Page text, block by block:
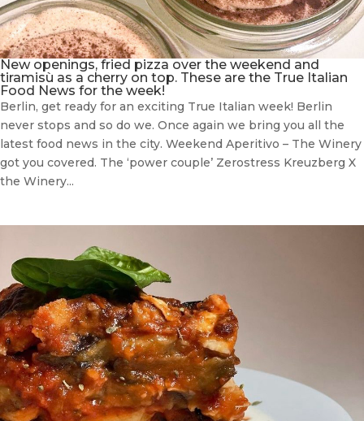
New openings, fried pizza over the weekend and
tiramisù as a cherry on top. These are the True Italian
Food News for the week!
Berlin, get ready for an exciting True Italian week! Berlin
never stops and so do we. Once again we bring you all the
latest food news in the city. Weekend Aperitivo – The Winery
got you covered. The ‘power couple’ Zerostress Kreuzberg X
the Winery...